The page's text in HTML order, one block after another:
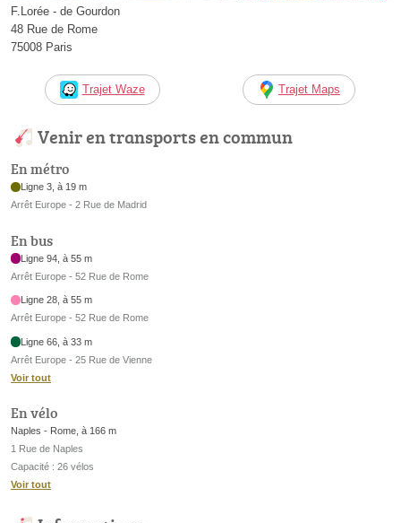
F.Lorée - de Gourdon
48 Rue de Rome
75008 Paris
Trajet Waze Trajet Maps
Venir en transports en commun
En métro
Ligne 3, à 19 m
Arrêt Europe - 2 Rue de Madrid
En bus
Ligne 94, à 55 m
Arrêt Europe - 52 Rue de Rome
Ligne 28, à 55 m
Arrêt Europe - 52 Rue de Rome
Ligne 66, à 33 m
Arrêt Europe - 25 Rue de Vienne
Voir tout
En vélo
Naples - Rome, à 166 m
1 Rue de Naples
Capacité : 26 vélos
Voir tout